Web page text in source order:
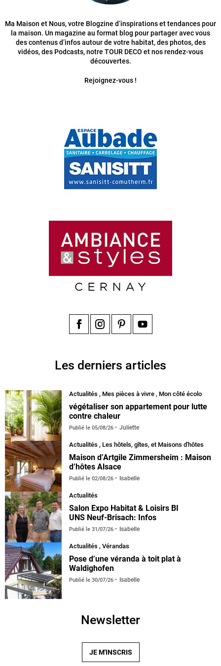
Ma Maison et Nous, votre Blogzine d’inspirations et tendances pour
la maison. Un magazine au format blog pour partager avec vous
des contenus d’infos autour de votre habitat, des photos, des
vidéos, des Podcasts, notre TOUR DECO et nos rendez-vous
découvertes.
Rejoignez-vous !
Les derniers articles
Actualités , Mes pièces à vivre , Mon côté écolo
végétaliser son appartement pour lutte
contre chaleur
Publié le 05/08/26 Juliette
Actualités , Les hôtels, gîtes, et Maisons d'hôtes
Maison d’Artgile Zimmersheim : Maison
d’hôtes Alsace
Publié le 02/08/26 Isabelle
Actualités
Salon Expo Habitat & Loisirs BI
UNS Neuf-Brisach: Infos
Publié le 31/07/26 Isabelle
default
Actualités , Vérandas
Pose d’une véranda à toit plat à
Waldighofen
Publié le 30/07/26 Isabelle
Newsletter
JE M'INSCRIS